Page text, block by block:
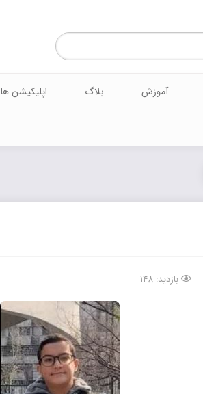
آموزش بلاگ اپلیکیشن ها
بازدید: 148